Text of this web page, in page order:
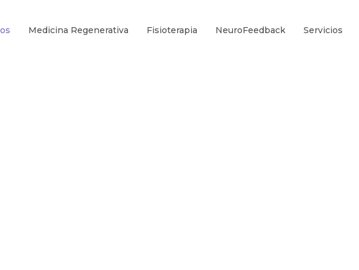
Medicina Regenerativa Fisioterapia NeuroFeedback Servicios